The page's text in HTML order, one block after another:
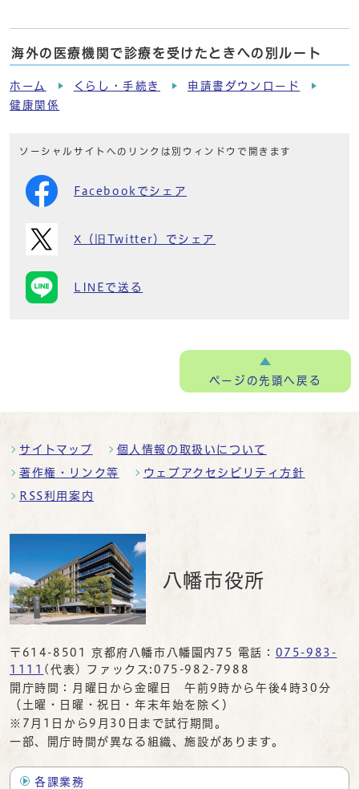
海外の医療機関で診療を受けたときへの別ルート
ホーム くらし・手続き
申請書ダウンロード
健康関係
ソーシャルサイトへのリンクは別ウィンドウで開きます
Facebookでシェア
X（旧Twitter）でシェア
LINEで送る
ページの先頭へ戻る
サイトマップ 個人情報の取扱いについて
著作権・リンク等 ウェブアクセシビリティ方針
RSS利用案内
八幡市役所
〒614-8501 京都府八幡市八幡園内75 電話： 075-983-
1111 (代表) ファックス:075-982-7988
開庁時間：月曜日から金曜日 午前9時から午後4時30分
（土曜・日曜・祝日・年末年始を除く）
※7月1日から9月30日まで試行期間。
一部、開庁時間が異なる組織、施設があります。
各課業務